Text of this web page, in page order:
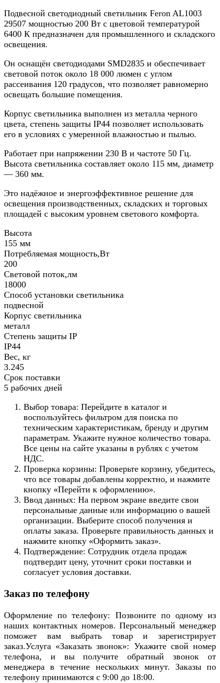
Подвесной светодиодный светильник Feron AL1003
29507 мощностью 200 Вт с цветовой температурой
6400 К предназначен для промышленного и складского
освещения.
Он оснащён светодиодами SMD2835 и обеспечивает
световой поток около 18 000 люмен с углом
рассеивания 120 градусов, что позволяет равномерно
освещать большие помещения.
Корпус светильника выполнен из металла черного
цвета, степень защиты IP44 позволяет использовать
его в условиях с умеренной влажностью и пылью.
Работает при напряжении 230 В и частоте 50 Гц.
Высота светильника составляет около 115 мм, диаметр
— 360 мм.
Это надёжное и энергоэффективное решение для
освещения производственных, складских и торговых
площадей с высоким уровнем светового комфорта.
Высота
155 мм
Потребляемая мощность,Вт
200
Световой поток,лм
18000
Способ установки светильника
подвесной
Корпус светильника
металл
Степень защиты IP
IP44
Вес, кг
3.245
Срок поставки
5 рабочих дней
Выбор товара: Перейдите в каталог и
воспользуйтесь фильтром для поиска по
техническим характеристикам, бренду и другим
параметрам. Укажите нужное количество товара.
Все цены на сайте указаны в рублях с учетом
НДС.
Проверка корзины: Проверьте корзину, убедитесь,
что все товары добавлены корректно, и нажмите
кнопку «Перейти к оформлению».
Ввод данных: На первом экране введите свои
персональные данные или информацию о вашей
организации. Выберите способ получения и
оплаты заказа. Проверьте правильность данных и
нажмите кнопку «Оформить заказ».
Подтверждение: Сотрудник отдела продаж
подтвердит цену, уточнит сроки поставки и
согласует условия доставки.
Заказ по телефону
Оформление по телефону: Позвоните по одному из
наших контактных номеров. Персональный менеджер
поможет вам выбрать товар и зарегистрирует
заказ.Услуга «Заказать звонок»: Укажите свой номер
телефона, и вы получите обратный звонок от
менеджера в течение нескольких минут. Заказы по
телефону принимаются с 9:00 до 18:00.